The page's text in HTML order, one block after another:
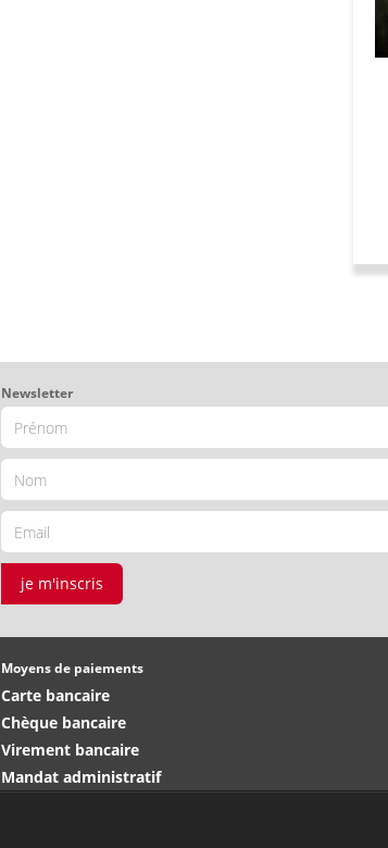
Newsletter
je m'inscris
Moyens de paiements
Carte bancaire
Chèque bancaire
Virement bancaire
Mandat administratif